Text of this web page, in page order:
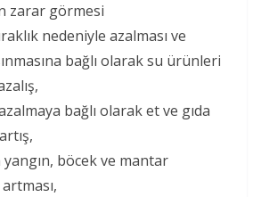
zarar görmesi
nedeniyle azalması ve
bağlı olarak su ürünleri
bağlı olarak et ve gıda
böcek ve mantar